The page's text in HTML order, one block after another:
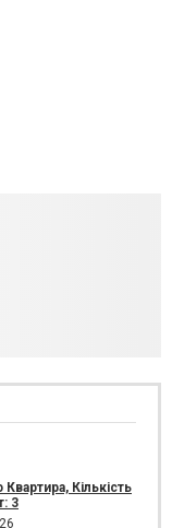
Кількість
3